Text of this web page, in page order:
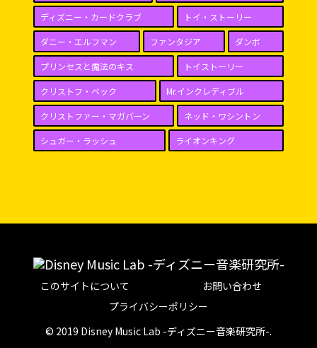
ディズニー・カードクラブ トイ・ストーリー
ダニー・エルフマン ファンタジア ダンボ
プリンセスと魔法のキス トイストーリー
クリストフ・ベック Mr.インクレディブル
クリストファー・マガバーン ネッド・ワシントン
シュガー・ラッシュ ライオンキング
このサイトについて
お問い合わせ
プライバシーポリシー
© 2019 Disney Music Lab -ディズニー音楽研究所-.